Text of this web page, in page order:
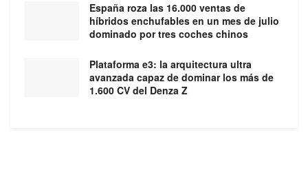
España roza las 16.000 ventas de
híbridos enchufables en un mes de julio
dominado por tres coches chinos
Plataforma e3: la arquitectura ultra
avanzada capaz de dominar los más de
1.600 CV del Denza Z